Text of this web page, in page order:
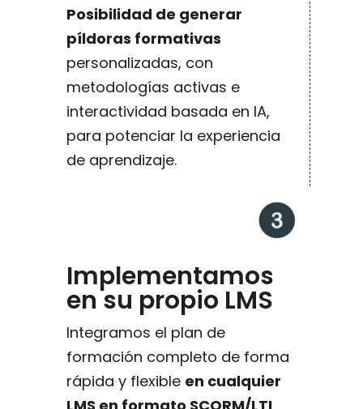
Posibilidad de generar
píldoras formativas
personalizadas, con
metodologías activas e
interactividad basada en IA,
para potenciar la experiencia
de aprendizaje.
Implementamos
en su propio LMS
Integramos el plan de
formación completo de forma
rápida y flexible en cualquier